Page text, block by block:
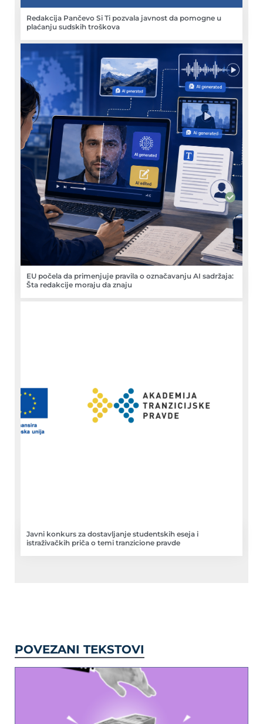
Redakcija Pančevo Si Ti pozvala javnost da pomogne u
plaćanju sudskih troškova
EU počela da primenjuje pravila o označavanju AI sadržaja:
Šta redakcije moraju da znaju
Javni konkurs za dostavljanje studentskih eseja i
istraživačkih priča o temi tranzicione pravde
POVEZANI TEKSTOVI